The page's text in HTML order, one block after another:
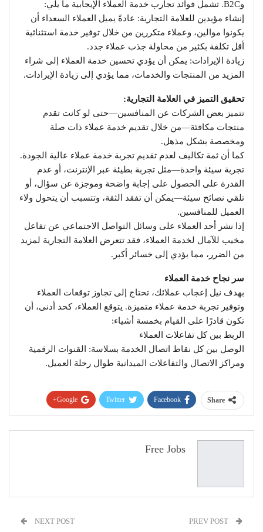
وB2C. تشمل فوائد تجارب خدمة العملاء الإيجابية ما يلي:
إنشاء مؤيدين للعلامة التجارية: عادةً يميل العملاء السعداء أن
يكونوا موالين، وعملاء متكررين من خلال توفير خدمة استثنائية
أقل تكلفة بكثير من محاولة جذب عملاء جدد.
زيادة الإيرادات: يمكن أن يؤدي تحسين خدمة العملاء إلى شراء
المزيد من المنتجات والخدمات، مما يؤدي إلى زيادة الإيرادات.
تحقيق التميز في العلامة التجارية:
تتميز بعض الشركات عن المنافسين—حتى لو كانت تقدم
منتجات مكافئة—من خلال تقديم خدمة عملاء ذات صلة
ومخصصة بشكل مذهل.
كما أن ثمة تكاليف لعدم تقديم تجربة خدمة عملاء عالية الجودة.
تجربة سيئة واحدة—مثل تجربة بطيئة عبر الإنترنت، أو عدم
القدرة على الحصول على إجابة واضحة وموجزة عن سؤال، أو
تلقي نصائح سيئة—يمكن أن تفقد الثقة، وتتسبب أن يتحول ولاء
العميل للمنافسين.
إذا نشر أحد العملاء على وسائل التواصل الاجتماعي عن تفاعل
مخيب للآمال لخدمة العملاء، فقد تتعرض العلامة التجارية لمزيد
من الضرر، مما يؤدي إلى خسائر أكبر.
سر نجاح خدمة العملاء
بهدف نيل إعجاب عملائك، تحتاج إلى تجاوز توقعات العملاء
وتوفير تجربة خدمة عملاء متميزة. يتوقع العملاء، كحد أدنى، أن
تكون قادرًا على القيام بخمسة أشياء:
الربط بين كل تفاعلات العملاء
الوصل بين كل نقاط اتصال الخدمة بسلاسة: القنوات الرقمية
ومراكز الاتصال والتفاعلات الميدانية طوال رحلة العميل.
Share
Facebook
Twitter
Google+
البريد الإلكتروني
Free Jobs
NEXT POST